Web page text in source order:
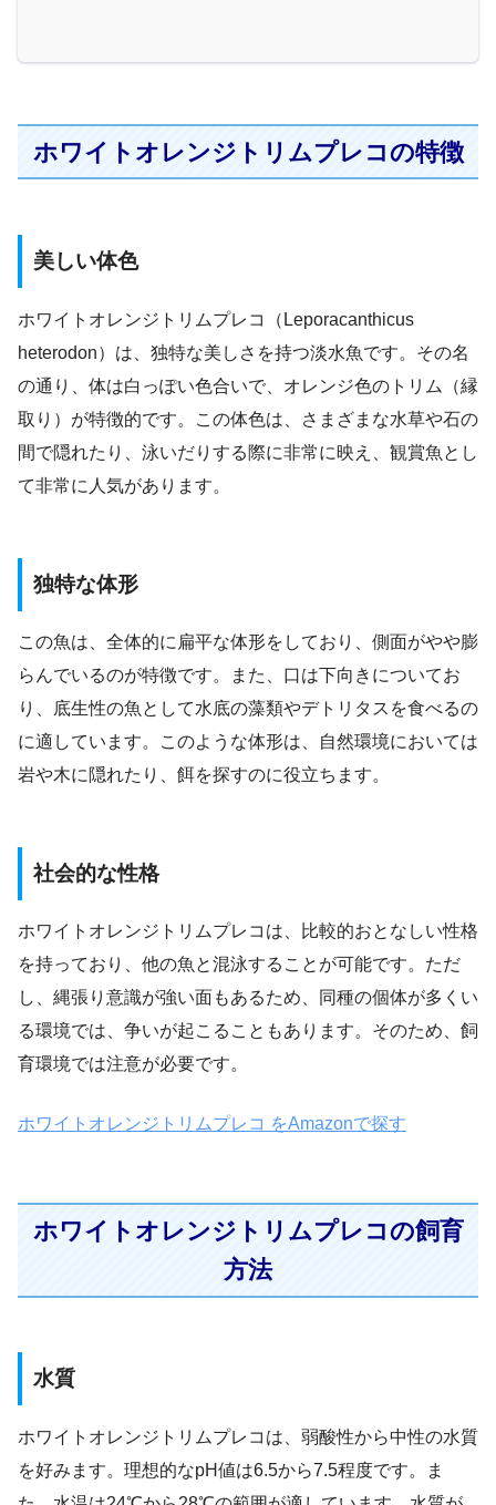
ホワイトオレンジトリムプレコの特徴
美しい体色
ホワイトオレンジトリムプレコ（Leporacanthicus
heterodon）は、独特な美しさを持つ淡水魚です。その名
の通り、体は白っぽい色合いで、オレンジ色のトリム（縁
取り）が特徴的です。この体色は、さまざまな水草や石の
間で隠れたり、泳いだりする際に非常に映え、観賞魚とし
て非常に人気があります。
独特な体形
この魚は、全体的に扁平な体形をしており、側面がやや膨
らんでいるのが特徴です。また、口は下向きについてお
り、底生性の魚として水底の藻類やデトリタスを食べるの
に適しています。このような体形は、自然環境においては
岩や木に隠れたり、餌を探すのに役立ちます。
社会的な性格
ホワイトオレンジトリムプレコは、比較的おとなしい性格
を持っており、他の魚と混泳することが可能です。ただ
し、縄張り意識が強い面もあるため、同種の個体が多くい
る環境では、争いが起こることもあります。そのため、飼
育環境では注意が必要です。
ホワイトオレンジトリムプレコ をAmazonで探す
ホワイトオレンジトリムプレコの飼育
方法
水質
ホワイトオレンジトリムプレコは、弱酸性から中性の水質
を好みます。理想的なpH値は6.5から7.5程度です。ま